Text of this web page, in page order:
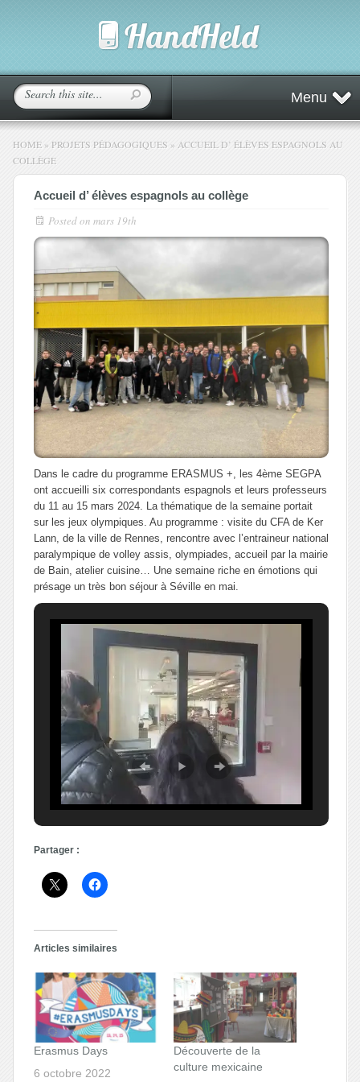
Menu
HOME » PROJETS PÉDAGOGIQUES » ACCUEIL D’ ÉLÈVES ESPAGNOLS AU
COLLÈGE
Accueil d’ élèves espagnols au collège
Posted on mars 19th
Dans le cadre du programme ERASMUS +, les 4ème SEGPA
ont accueilli six correspondants espagnols et leurs professeurs
du 11 au 15 mars 2024. La thématique de la semaine portait
sur les jeux olympiques. Au programme : visite du CFA de Ker
Lann, de la ville de Rennes, rencontre avec l’entraineur national
paralympique de volley assis, olympiades, accueil par la mairie
de Bain, atelier cuisine… Une semaine riche en émotions qui
présage un très bon séjour à Séville en mai.
Partager :
Articles similaires
Erasmus Days
6 octobre 2022
Découverte de la
culture mexicaine